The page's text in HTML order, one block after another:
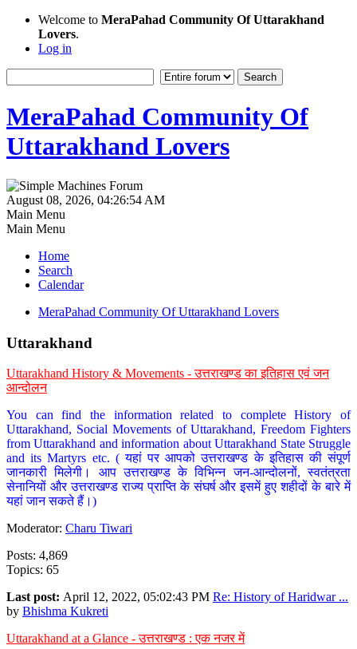
Welcome to MeraPahad Community Of Uttarakhand
Lovers.
Log in
MeraPahad Community Of
Uttarakhand Lovers
August 08, 2026, 04:26:54 AM
Main Menu
Main Menu
Home
Search
Calendar
MeraPahad Community Of Uttarakhand Lovers
Uttarakhand
Uttarakhand History & Movements - उत्तराखण्ड का इतिहास एवं जन
आन्दोलन
You can find the information related to complete History of
Uttarakhand, Social Movements of Uttarakhand, Freedom Fighters
from Uttarakhand and information about Uttarakhand State Struggle
and its Martyrs etc. ( यहां पर आपको उत्तराखण्ड के इतिहास की संपूर्ण
जानकारी मिलेगी। आप उत्तराखण्ड के विभिन्न जन-आन्दोलनों, स्वतंत्रता
सेनानियों और उत्तराखण्ड राज्य प्राप्ति के संघर्ष और इसमें हुए शहीदों के बारे में
यहां जान सकते हैं।)
Moderator: Charu Tiwari
Posts: 4,869
Topics: 65
Last post: April 12, 2022, 05:02:43 PM Re: History of Haridwar ...
by Bhishma Kukreti
Uttarakhand at a Glance - उत्तराखण्ड : एक नजर में